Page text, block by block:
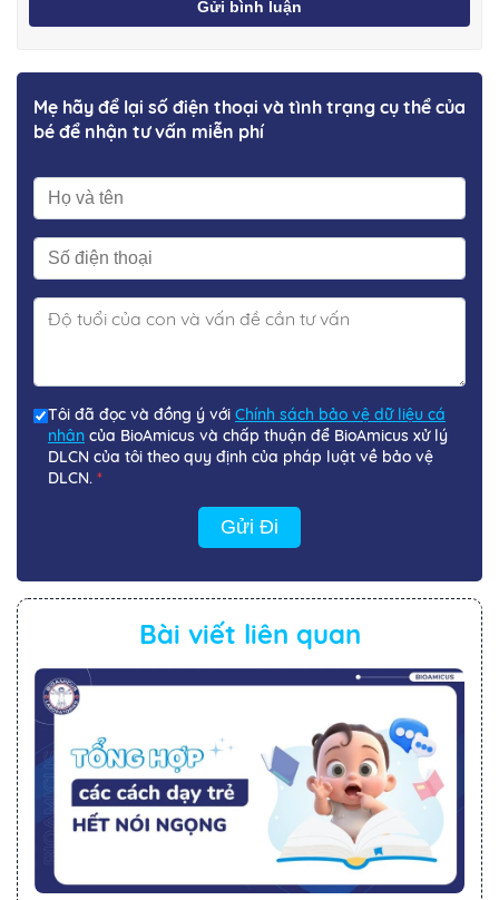
Gửi bình luận
Mẹ hãy để lại số điện thoại và tình trạng cụ thể của
bé để nhận tư vấn miễn phí
Tôi đã đọc và đồng ý với Chính sách bảo vệ dữ liệu cá
nhân của BioAmicus và chấp thuận để BioAmicus xử lý
DLCN của tôi theo quy định của pháp luật về bảo vệ
DLCN. *
Gửi Đi
Bài viết liên quan